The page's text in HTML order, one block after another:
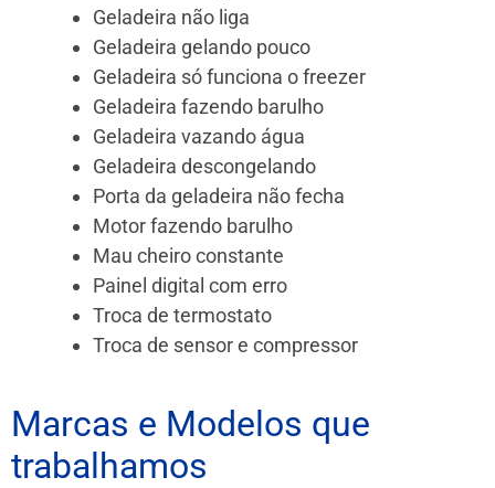
Geladeira não liga
Geladeira gelando pouco
Geladeira só funciona o freezer
Geladeira fazendo barulho
Geladeira vazando água
Geladeira descongelando
Porta da geladeira não fecha
Motor fazendo barulho
Mau cheiro constante
Painel digital com erro
Troca de termostato
Troca de sensor e compressor
Marcas e Modelos que
trabalhamos